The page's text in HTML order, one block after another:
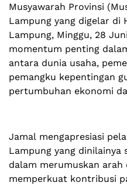
Musyawarah Provinsi
Lampung yang digelar di
Lampung, Minggu, 28
momentum penting
antara dunia usaha,
pemangku kepentingan
pertumbuhan ekonomi
Jamal mengapresiasi
Lampung yang dinilainya
dalam merumuskan arah
memperkuat kontribusi